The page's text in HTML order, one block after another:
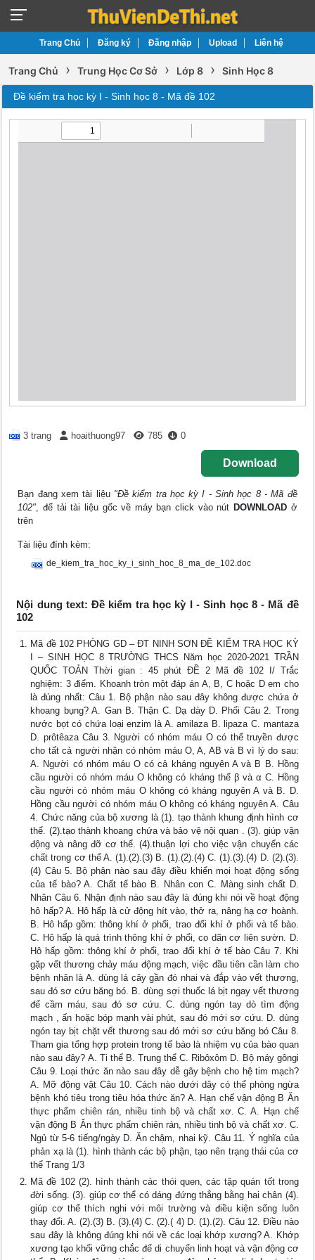
Trang Chủ Đăng ký Đăng nhập Upload Liên hệ
Trang Chủ › Trung Học Cơ Sở › Lớp 8 › Sinh Học 8
Đề kiểm tra học kỳ I - Sinh học 8 - Mã đề 102
3 trang hoaithuong97 785 0
Download
Bạn đang xem tài liệu "Đề kiểm tra học kỳ I - Sinh học 8 - Mã đề
102", để tải tài liệu gốc về máy bạn click vào nút DOWNLOAD ở
trên
Tài liệu đính kèm:
de_kiem_tra_hoc_ky_i_sinh_hoc_8_ma_de_102.doc
Nội dung text: Đề kiểm tra học kỳ I - Sinh học 8 - Mã đề
102
Mã đề 102 PHÒNG GD – ĐT NINH SƠN ĐỀ KIỂM TRA HỌC KỲ
I – SINH HỌC 8 TRƯỜNG THCS Năm học 2020-2021 TRẦN
QUỐC TOẢN Thời gian : 45 phút ĐỀ 2 Mã đề 102 I/ Trắc
nghiệm: 3 điểm. Khoanh tròn một đáp án A, B, C hoặc D em cho
là đúng nhất: Câu 1. Bộ phận nào sau đây không được chứa ở
khoang bụng? A. Gan B. Thận C. Dạ dày D. Phổi Câu 2. Trong
nước bọt có chứa loại enzim là A. amilaza B. lipaza C. mantaza
D. prôtêaza Câu 3. Người có nhóm máu O có thể truyền được
cho tất cả người nhận có nhóm máu O, A, AB và B vì lý do sau:
A. Người có nhóm máu O có cả kháng nguyên A và B B. Hồng
cầu người có nhóm máu O không có kháng thể β và α C. Hồng
cầu người có nhóm máu O không có kháng nguyên A và B. D.
Hồng cầu người có nhóm máu O không có kháng nguyên A. Câu
4. Chức năng của bộ xương là (1). tạo thành khung định hình cơ
thể. (2).tạo thành khoang chứa và bảo vệ nội quan . (3). giúp vận
động và nâng đỡ cơ thể. (4).thuận lợi cho việc vận chuyển các
chất trong cơ thể A. (1).(2).(3) B. (1).(2).(4) C. (1).(3).(4) D. (2).(3).
(4) Câu 5. Bộ phận nào sau đây điều khiển mọi hoạt động sống
của tế bào? A. Chất tế bào B. Nhân con C. Màng sinh chất D.
Nhân Câu 6. Nhận định nào sau đây là đúng khi nói về hoạt động
hô hấp? A. Hô hấp là cử động hít vào, thở ra, nâng hạ cơ hoành.
B. Hô hấp gồm: thông khí ở phổi, trao đổi khí ở phổi và tế bào.
C. Hô hấp là quá trình thông khí ở phổi, co dãn cơ liên sườn. D.
Hô hấp gồm: thông khí ở phổi, trao đổi khí ở tế bào Câu 7. Khi
gặp vết thương chảy máu động mạch, việc đầu tiên cần làm cho
bệnh nhân là A. dùng lá cây gần đó nhai và đắp vào vết thương,
sau đó sơ cứu băng bó. B. dùng sợi thuốc lá bịt ngay vết thương
để cầm máu, sau đó sơ cứu. C. dùng ngón tay dò tìm động
mạch , ấn hoặc bóp mạnh vài phút, sau đó mới sơ cứu. D. dùng
ngón tay bịt chặt vết thương sau đó mới sơ cứu băng bó Câu 8.
Tham gia tổng hợp protein trong tế bào là nhiệm vụ của bào quan
nào sau đây? A. Ti thể B. Trung thể C. Ribôxôm D. Bộ máy gôngi
Câu 9. Loại thức ăn nào sau đây dễ gây bệnh cho hệ tim mạch?
A. Mỡ động vật Câu 10. Cách nào dưới dây có thể phòng ngừa
bệnh khó tiêu trong tiêu hóa thức ăn? A. Hạn chế vận động B Ăn
thực phẩm chiên rán, nhiều tinh bộ và chất xơ. C. A. Hạn chế
vận động B Ăn thực phẩm chiên rán, nhiều tinh bộ và chất xơ. C.
Ngủ từ 5-6 tiếng/ngày D. Ăn chậm, nhai kỹ. Câu 11. Ý nghĩa của
phản xạ là (1). hình thành các bộ phận, tạo nên trạng thái của cơ
thể Trang 1/3
Mã đề 102 (2). hình thành các thói quen, các tập quán tốt trong
đời sống. (3). giúp cơ thể có dáng đứng thẳng bằng hai chân (4).
giúp cơ thể thích nghi với môi trường và điều kiện sống luôn
thay đổi. A. (2).(3) B. (3).(4) C. (2).( 4) D. (1).(2). Câu 12. Điều nào
sau đây là không đúng khi nói về các loại khớp xương? A. Khớp
xương tạo khối vững chắc để di chuyển linh hoạt và vận động cơ